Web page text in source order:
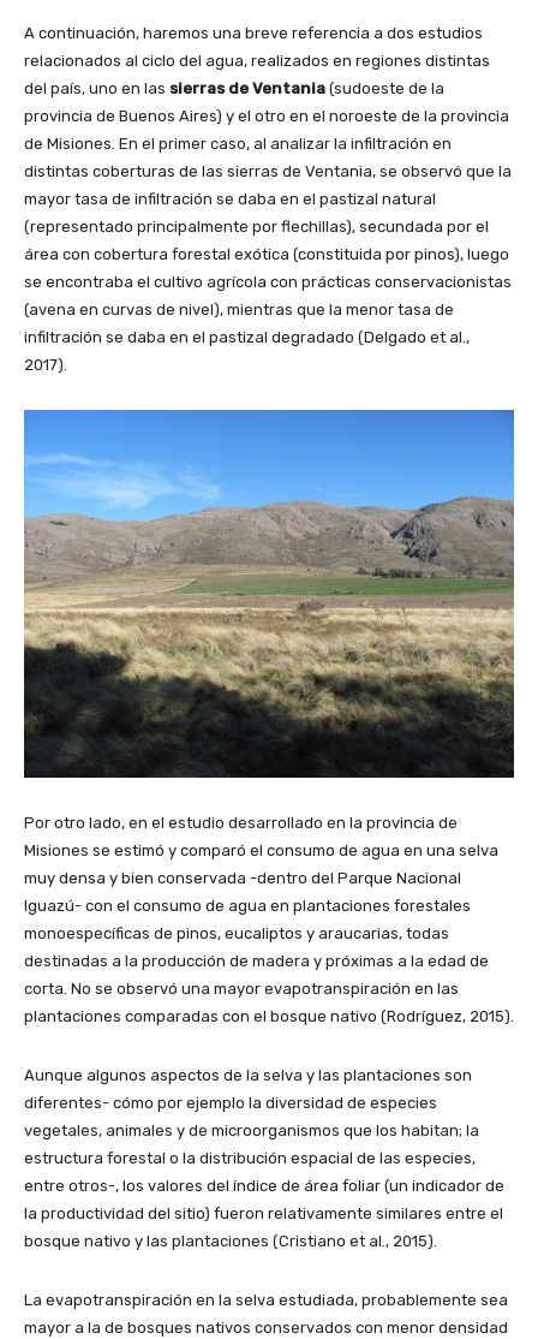
A continuación, haremos una breve referencia a dos estudios
relacionados al ciclo del agua, realizados en regiones distintas
del país, uno en las sierras de Ventania (sudoeste de la
provincia de Buenos Aires) y el otro en el noroeste de la provincia
de Misiones. En el primer caso, al analizar la infiltración en
distintas coberturas de las sierras de Ventania, se observó que la
mayor tasa de infiltración se daba en el pastizal natural
(representado principalmente por flechillas), secundada por el
área con cobertura forestal exótica (constituida por pinos), luego
se encontraba el cultivo agrícola con prácticas conservacionistas
(avena en curvas de nivel), mientras que la menor tasa de
infiltración se daba en el pastizal degradado (Delgado et al.,
2017).
Por otro lado, en el estudio desarrollado en la provincia de
Misiones se estimó y comparó el consumo de agua en una selva
muy densa y bien conservada -dentro del Parque Nacional
Iguazú- con el consumo de agua en plantaciones forestales
monoespecíficas de pinos, eucaliptos y araucarias, todas
destinadas a la producción de madera y próximas a la edad de
corta. No se observó una mayor evapotranspiración en las
plantaciones comparadas con el bosque nativo (Rodríguez, 2015).
Aunque algunos aspectos de la selva y las plantaciones son
diferentes- cómo por ejemplo la diversidad de especies
vegetales, animales y de microorganismos que los habitan; la
estructura forestal o la distribución espacial de las especies,
entre otros-, los valores del índice de área foliar (un indicador de
la productividad del sitio) fueron relativamente similares entre el
bosque nativo y las plantaciones (Cristiano et al., 2015).
La evapotranspiración en la selva estudiada, probablemente sea
mayor a la de bosques nativos conservados con menor densidad